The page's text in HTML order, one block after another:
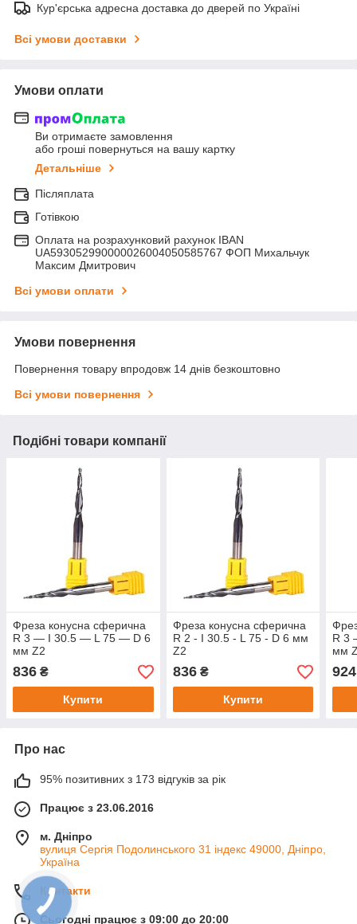
Кур'єрська адресна доставка до дверей по Україні
Всі умови доставки
Умови оплати
Ви отримаєте замовлення
або гроші повернуться на вашу картку
Детальніше
Післяплата
Готівкою
Оплата на розрахунковий рахунок IBAN
UA593052990000026004050585767 ФОП Михальчук
Максим Дмитрович
Всі умови оплати
Умови повернення
Повернення товару впродовж 14 днів безкоштовно
Всі умови повернення
Подібні товари компанії
Фреза конусна сферична
R 3 — I 30.5 — L 75 — D 6
мм Z2
836 ₴
Купити
Фреза конусна сферична
R 2 - I 30.5 - L 75 - D 6 мм
Z2
836₴
Купити
R 3
мм
924
Про нас
95% позитивних з 173 відгуків за рік
Працює з 23.06.2016
м. Дніпро
вулиця Сергія Подолинського 31 індекс 49000, Дніпро,
Україна
Контакти
Сьогодні працює з 09:00 до 20:00